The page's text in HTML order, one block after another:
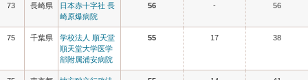
73 長崎県
日本赤十字社 長
崎原爆病院
56 - 56
75 千葉県
学校法人 順天堂
順天堂大学医学
部附属浦安病院
55 17 38